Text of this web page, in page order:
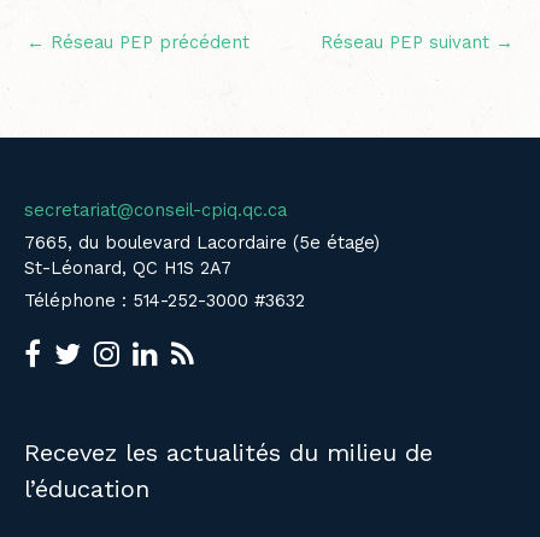
← Réseau PEP précédent Réseau PEP suivant →
secretariat@conseil-cpiq.qc.ca
7665, du boulevard Lacordaire (5e étage)
St-Léonard, QC H1S 2A7
Téléphone : 514-252-3000 #3632
Recevez les actualités du milieu de
l’éducation